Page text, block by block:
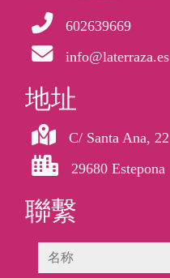
602639669
info@laterraza.es
地址
C/ Santa Ana, 22
29680 Estepona
聯繫
名称